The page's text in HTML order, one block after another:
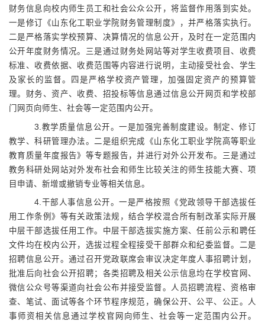
财务信息向校内师生员工和社会公众公开，将监督作用落到实处。
一是修订《山东化工职业学院财务管理制度》，并严格落实执行。
二是严格落实学校预算、决算情况的信息公开，及时在一定范围内
公开年度财务情况。三是通过财务处网站等对学生收费项目、收费
标准、收费依据、收费范围等内容进行说明，主动接受社会、学生
及家长的监督。四是严格学校资产管理，加强固定资产的预算管
理。财务、资产、收费、招投标等信息通过信息公开网页和学校部
门网页向师生、社会等一定范围内公开。
3. 教学质量信息公开。一是加强完善制度建设。制定、修订
教学、科研管理办法。二是组织完成《山东化工职业学院高等职业
教育质量年度报告》等专题报告，并进行对外公开发布。三是通过
教务科研处网站对外发布社会和师生比较关注的师生技能大赛、项
目申请、新增或撤销专业等相关信息。
4.干部人事信息公开。一是严格按照《党政领导干部选拔任
用工作条例》等有关政策法规，结合学校混合所有制改革实际开展
中层干部选拔任用工作。中层干部选拔实施方案、任前公示和聘任
文件均在校内公开，选拔过程全程接受干部群众和纪委监督。二是
招聘信息公开。通过召开党政联席会审议决定年度人事招聘计划，
批准后向社会公开招聘；各类招聘及相关公示信息均在学校官网、
微信公众号等渠道向社会公布并接受监督。人员招聘流程、资格审
查、笔试、面试等各个环节程序规范，确保公开、公平、公正。人
事师资相关信息通过学校官网向师生、社会等一定范围内公开。